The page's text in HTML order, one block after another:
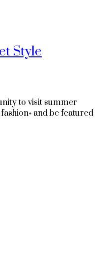
Style
to visit summer
and be featured